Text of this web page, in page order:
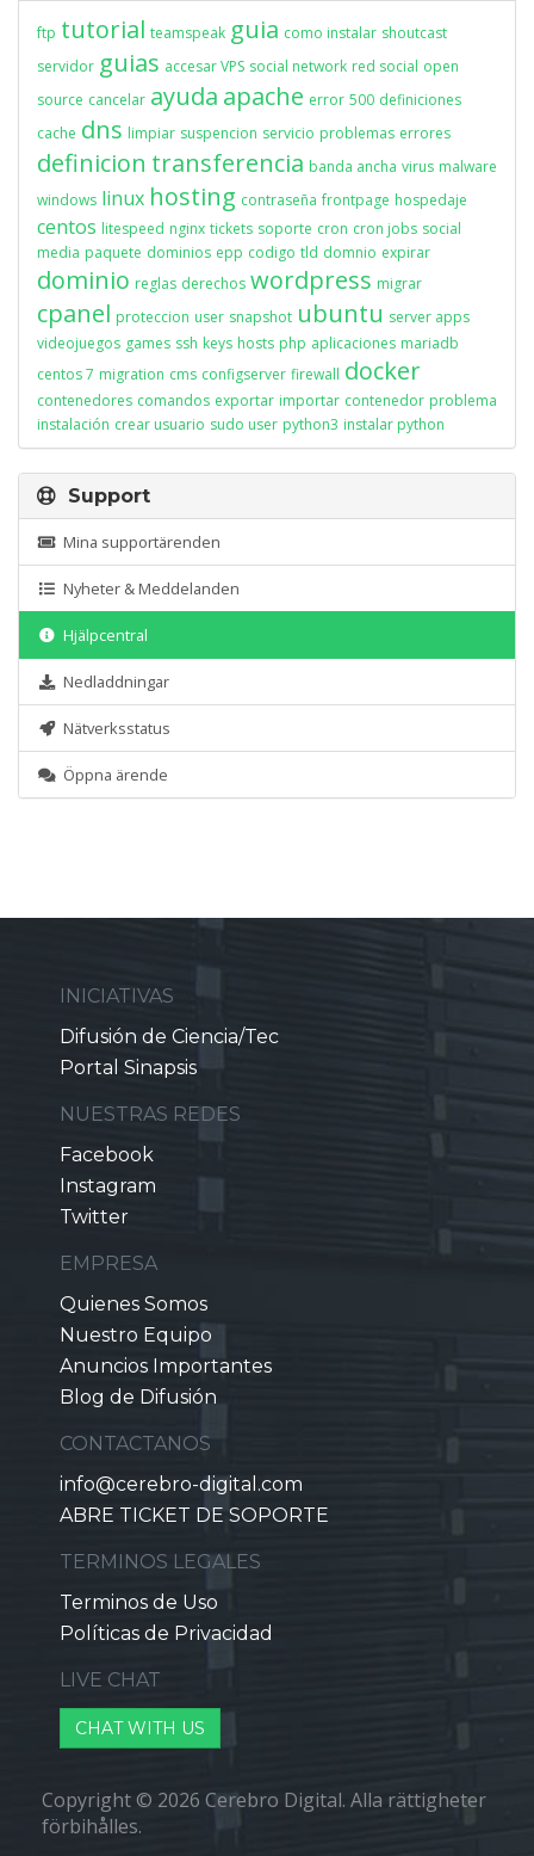
ftp tutorial teamspeak guia como instalar shoutcast
servidor guias accesar VPS social network red social open
source cancelar ayuda apache error 500 definiciones
cache dns limpiar suspencion servicio problemas errores
definicion transferencia banda ancha virus malware
windows linux hosting contraseña frontpage hospedaje
centos litespeed nginx tickets soporte cron cron jobs social
media paquete dominios epp codigo tld domnio expirar
dominio reglas derechos wordpress migrar
cpanel proteccion user snapshot ubuntu server apps
videojuegos games ssh keys hosts php aplicaciones mariadb
centos 7 migration cms configserver firewall docker
contenedores comandos exportar importar contenedor problema
instalación crear usuario sudo user python3 instalar python
Support
Mina supportärenden
Nyheter & Meddelanden
Hjälpcentral
Nedladdningar
Nätverksstatus
Öppna ärende
INICIATIVAS
Difusión de Ciencia/Tec
Portal Sinapsis
NUESTRAS REDES
Facebook
Instagram
Twitter
EMPRESA
Quienes Somos
Nuestro Equipo
Anuncios Importantes
Blog de Difusión
CONTACTANOS
info@cerebro-digital.com
ABRE TICKET DE SOPORTE
TERMINOS LEGALES
Terminos de Uso
Políticas de Privacidad
LIVE CHAT
CHAT WITH US
Copyright © 2026 Cerebro Digital. Alla rättigheter
förbihålles.